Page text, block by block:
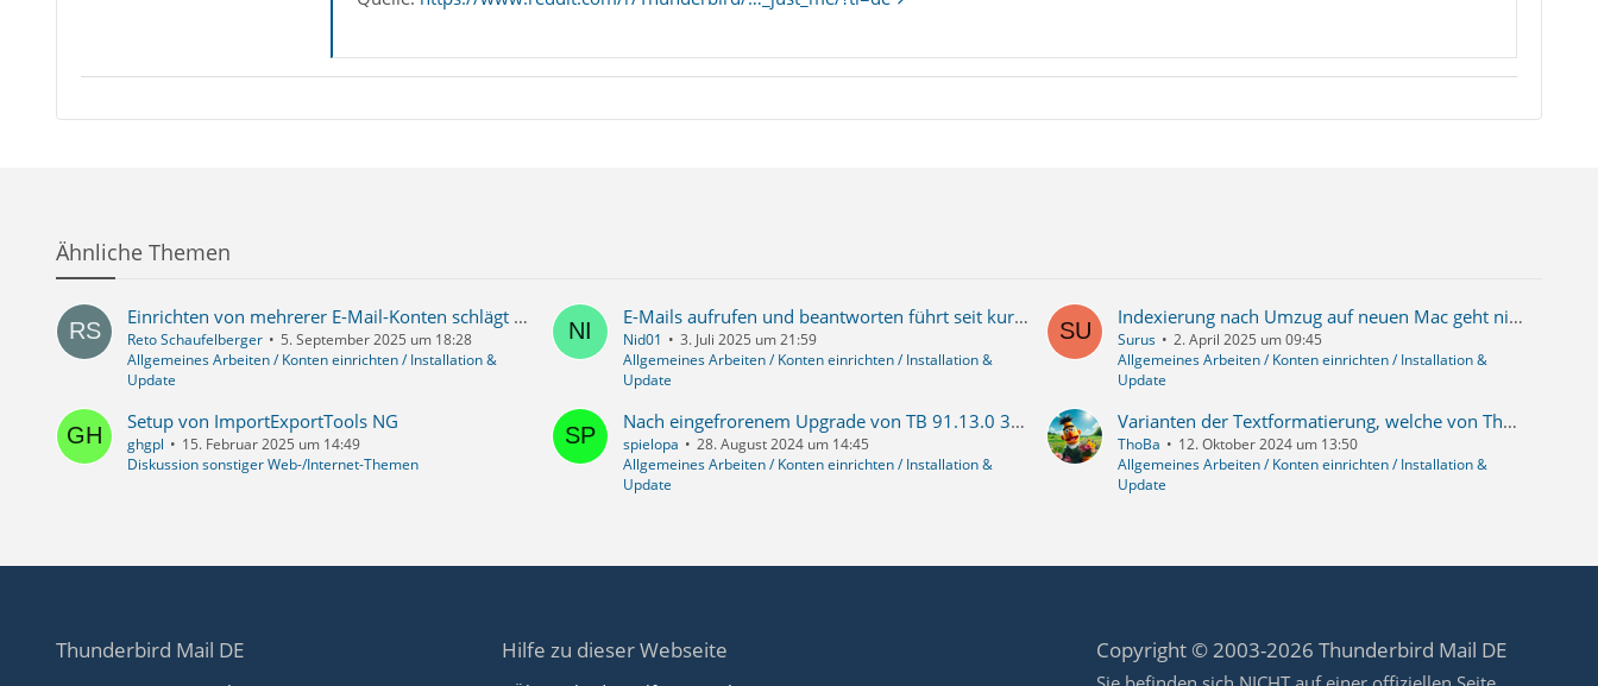
Ähnliche Themen
Einrichten von mehrerer E-Mail-Konten schlägt schon bei der 2. Adresse fehl
Reto Schaufelberger
5. September 2025 um 18:28
Allgemeines Arbeiten / Konten einrichten / Installation &
Update
E-Mails aufrufen und beantworten führt seit kurzem temporär zu "Keine Rückmeldung"
Nid01
3. Juli 2025 um 21:59
Allgemeines Arbeiten / Konten einrichten / Installation &
Update
Indexierung nach Umzug auf neuen Mac geht nicht und ich bringe es nicht dazu erneut zu indexieren
Surus
2. April 2025 um 09:45
Allgemeines Arbeiten / Konten einrichten / Installation &
Update
Setup von ImportExportTools NG
ghgpl
15. Februar 2025 um 14:49
Diskussion sonstiger Web-/Internet-Themen
Nach eingefrorenem Upgrade von TB 91.13.0 32-bit auf TB 102.2.0 32-bit nun 3 Profile bezüglich Mails und Adressbücher zusammenführen
spielopa
28. August 2024 um 14:45
Allgemeines Arbeiten / Konten einrichten / Installation &
Update
Varianten der Textformatierung, welche von Thunderbird unterstützt werden
ThoBa
12. Oktober 2024 um 13:50
Allgemeines Arbeiten / Konten einrichten / Installation &
Update
Thunderbird Mail DE Hilfe zu dieser Webseite Copyright © 2003-2026 Thunderbird Mail DE